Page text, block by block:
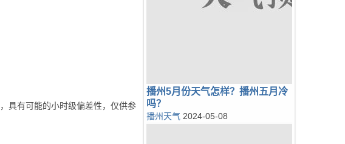
具有可能的小时级偏差性，仅供参
播州5月份天气怎样？播州五月冷
吗？
播州天气 2024-05-08